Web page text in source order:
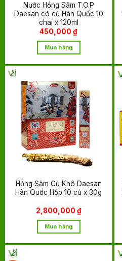
Nước Hồng Sâm T.O.P
Daesan có củ Hàn Quốc 10
chai x 120ml
450,000₫
Mua hàng
Hồng Sâm Củ Khô Daesan
Hàn Quốc Hộp 10 củ x 30g
2,800,000 ₫
Mua hàng